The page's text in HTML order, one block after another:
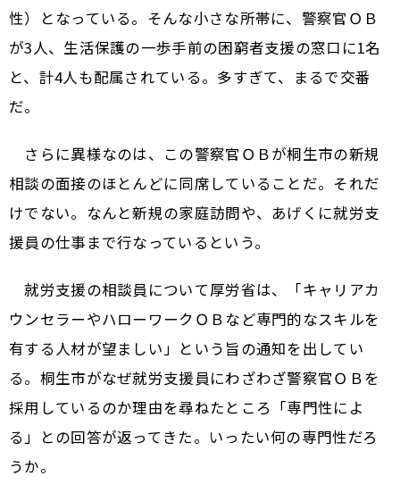
性）となっている。そんな小さな所帯に、警察官ＯＢ
が3人、生活保護の一歩手前の困窮者支援の窓口に1名
と、計4人も配属されている。多すぎて、まるで交番
だ。
さらに異様なのは、この警察官ＯＢが桐生市の新規
相談の面接のほとんどに同席していることだ。それだ
けでない。なんと新規の家庭訪問や、あげくに就労支
援員の仕事まで行なっているという。
就労支援の相談員について厚労省は、「キャリアカ
ウンセラーやハローワークＯＢなど専門的なスキルを
有する人材が望ましい」という旨の通知を出してい
る。桐生市がなぜ就労支援員にわざわざ警察官ＯＢを
採用しているのか理由を尋ねたところ「専門性によ
る」との回答が返ってきた。いったい何の専門性だろ
うか。